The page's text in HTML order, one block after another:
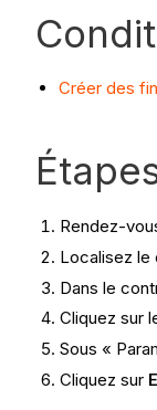
Créer des
Rendez-
Localisez le
Dans le
Cliquez sur
Sous «
Cliquez sur